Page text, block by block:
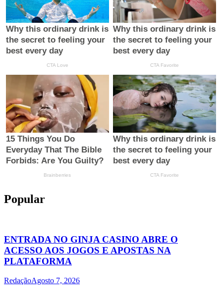
Popular
ENTRADA NO GINJA CASINO ABRE O
ACESSO AOS JOGOS E APOSTAS NA
PLATAFORMA
RedaçãoAgosto 7, 2026